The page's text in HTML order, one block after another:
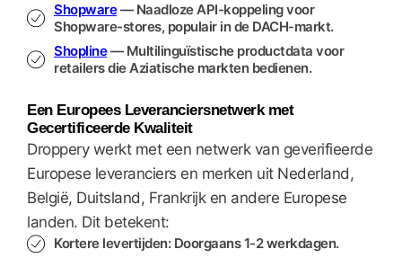
Shopware— Naadloze API-koppeling voor
Shopware-stores, populair in de DACH-markt.
Shopline— Multilinguïstische productdata voor
retailers die Aziatische markten bedienen.
Een Europees Leveranciersnetwerk met
Gecertificeerde Kwaliteit
Droppery werkt met een netwerk van geverifieerde
Europese leveranciers en merken uit Nederland,
België, Duitsland, Frankrijk en andere Europese
landen. Dit betekent:
Kortere levertijden: Doorgaans 1-2 werkdagen.